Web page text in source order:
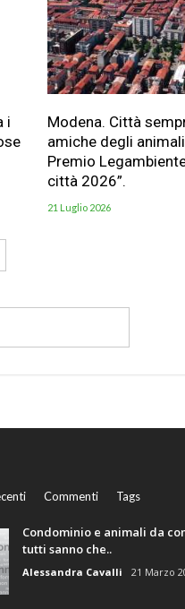
i
Modena. Città
amiche degli
Premio
città 2026”.
21 Luglio 2026
Commenti Tags
Condominio e animali da
tutti sanno che..
Alessandra Cavalli 21 Marzo